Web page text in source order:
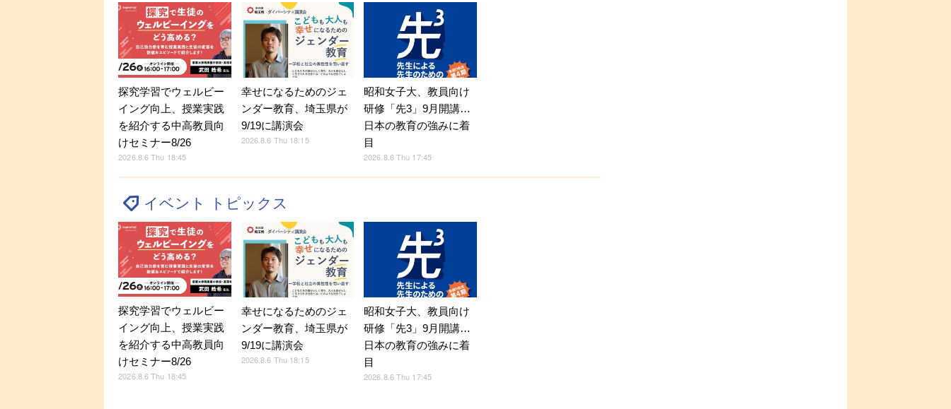
探究学習でウェルビー
イング向上、授業実践
を紹介する中高教員向
けセミナー8/26
2026.8.6 Thu 18:45
幸せになるためのジェ
ンダー教育、埼玉県が
9/19に講演会
2026.8.6 Thu 18:15
昭和女子大、教員向け
研修「先3」9月開講…
日本の教育の強みに着
目
2026.8.6 Thu 17:45
イベント トピックス
探究学習でウェルビー
イング向上、授業実践
を紹介する中高教員向
けセミナー8/26
2026.8.6 Thu 18:45
幸せになるためのジェ
ンダー教育、埼玉県が
9/19に講演会
2026.8.6 Thu 18:15
昭和女子大、教員向け
研修「先3」9月開講…
日本の教育の強みに着
目
2026.8.6 Thu 17:45